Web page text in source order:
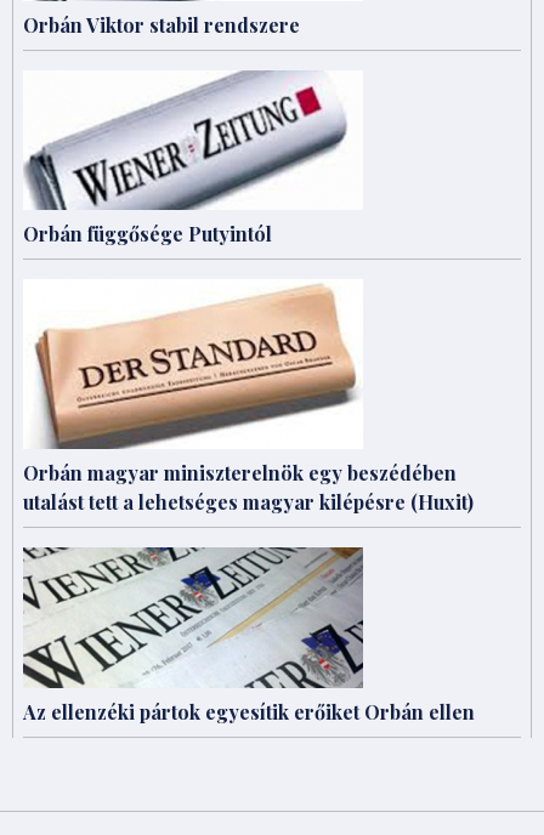
Orbán Viktor stabil rendszere
Orbán függősége Putyintól
Orbán magyar miniszterelnök egy beszédében
utalást tett a lehetséges magyar kilépésre (Huxit)
Az ellenzéki pártok egyesítik erőiket Orbán ellen